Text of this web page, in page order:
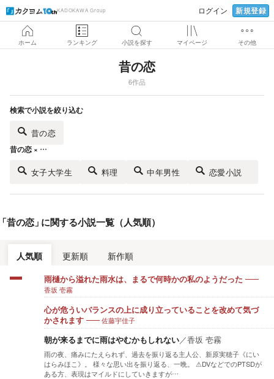
KADOKAWA Group ログイン 新規登録
ホーム ランキング 小説を探す マイページ その他
昔の恋
6作品
検索で小説を絞り込む
昔の恋
昔の恋 × …
女子大学生 料理 中年男性 恋愛小説
昔の恋 」に関する小説一覧（人気順）
人気順 更新順 新作順
雨樋から溢れた雨水は、まるで何時かの私のようだった
香坂 壱霧
心が危ういバランスの上に成り立っていることを改めて気づ
かされます
佐藤宇佳子
朝が来るまでに雨はやむかもしれない／香坂 壱霧
雨の夜、痛みにたえられず、過去を振り返る主人公、新原実穂子《にい
はらみほこ》。 様々な思い出を振り返る、一晩。 ⚠DVなどでのPTSDが
ある方、表現はマイルドにしていきますが…